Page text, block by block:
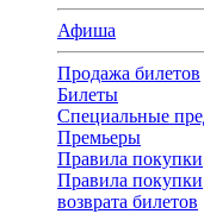
Афиша
Продажа билетов
Билеты
Специальные
Премьеры
Правила покупки
Правила покупки
возврата билетов